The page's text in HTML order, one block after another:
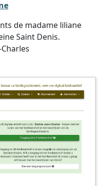
de madame liliane
Saint Denis.